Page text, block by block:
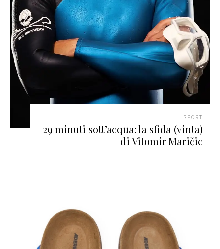
SPORT
29 minuti sott’acqua: la sfida (vinta)
di Vitomir Maričic